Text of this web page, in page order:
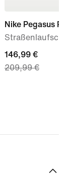
Nike Pegasus
current
price
146,99 €
209,99 €